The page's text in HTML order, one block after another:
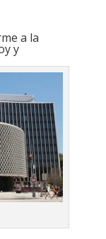
a la
y